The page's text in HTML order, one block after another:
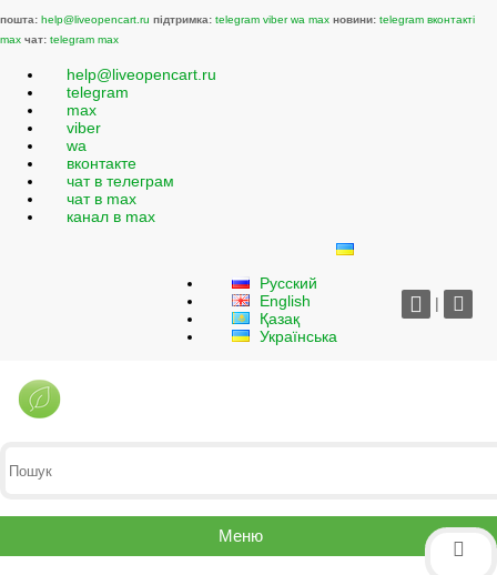
пошта: help@liveopencart.ru підтримка: telegram viber wa max новини: telegram вконтакті
max чат: telegram max
help@liveopencart.ru
telegram
max
viber
wa
вконтакте
чат в телеграм
чат в max
канал в max
Русский
English
Қазақ
Українська
|
Меню